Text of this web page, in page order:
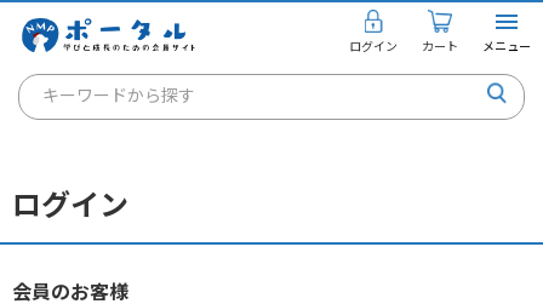
ログイン カート メニュー
キーワードから探す
通信講座
講座を探す
ログイン
会員のお客様